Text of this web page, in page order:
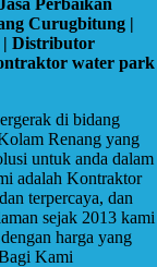
Curugbitung |
| Distributor
water park
di bidang
Renang yang
untuk anda dalam
adalah Kontraktor
terpercaya, dan
sejak 2013 kami
harga yang
Kami